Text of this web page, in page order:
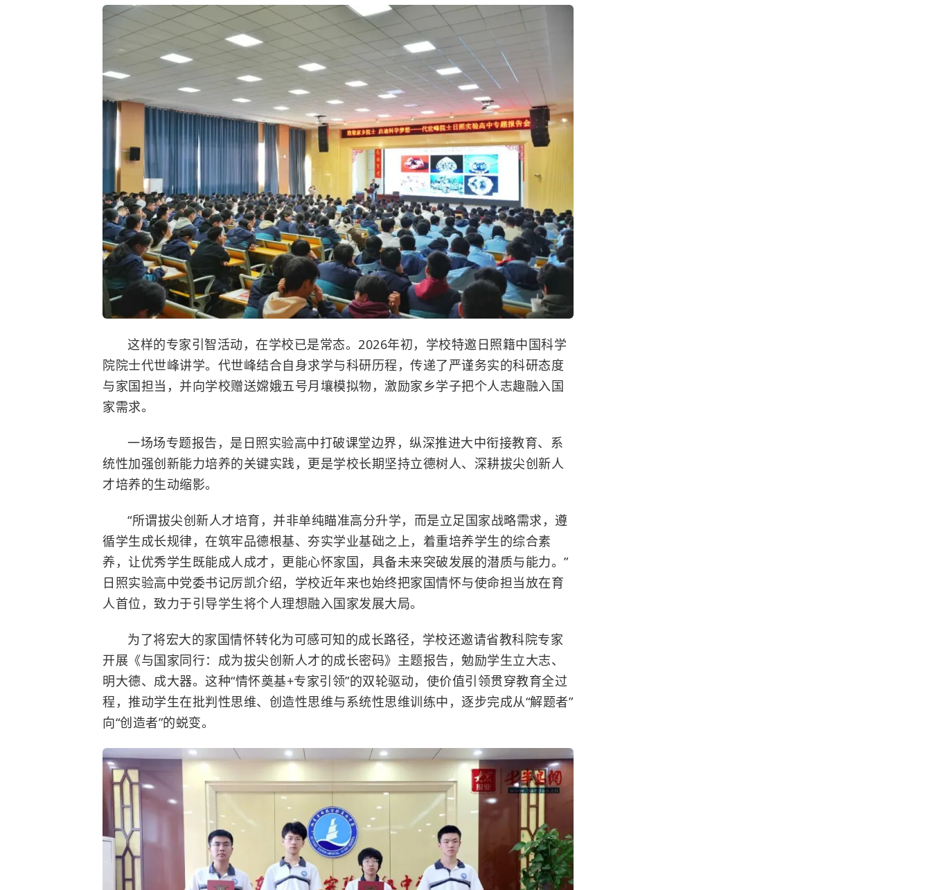
这样的专家引智活动，在学校已是常态。2026年初，学校特邀日照籍中国科学
院院士代世峰讲学。代世峰结合自身求学与科研历程，传递了严谨务实的科研态度
与家国担当，并向学校赠送嫦娥五号月壤模拟物，激励家乡学子把个人志趣融入国
家需求。
一场场专题报告，是日照实验高中打破课堂边界，纵深推进大中衔接教育、系
统性加强创新能力培养的关键实践，更是学校长期坚持立德树人、深耕拔尖创新人
才培养的生动缩影。
“所谓拔尖创新人才培育，并非单纯瞄准高分升学，而是立足国家战略需求，遵
循学生成长规律，在筑牢品德根基、夯实学业基础之上，着重培养学生的综合素
养，让优秀学生既能成人成才，更能心怀家国，具备未来突破发展的潜质与能力。”
日照实验高中党委书记厉凯介绍，学校近年来也始终把家国情怀与使命担当放在育
人首位，致力于引导学生将个人理想融入国家发展大局。
为了将宏大的家国情怀转化为可感可知的成长路径，学校还邀请省教科院专家
开展《与国家同行：成为拔尖创新人才的成长密码》主题报告，勉励学生立大志、
明大德、成大器。这种“情怀奠基+专家引领”的双轮驱动，使价值引领贯穿教育全过
程，推动学生在批判性思维、创造性思维与系统性思维训练中，逐步完成从“解题者”
向“创造者”的蜕变。